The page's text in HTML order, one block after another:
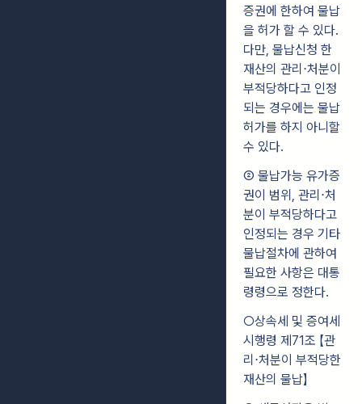
증권에 한하여 물납
을 허가 할 수 있다.
다만, 물납신청 한
재산의 관리⋅처분이
부적당하다고 인정
되는 경우에는 물납
허가를 하지 아니할
수 있다.
② 물납가능 유가증
권이 범위, 관리⋅처
분이 부적당하다고
인정되는 경우 기타
물납절차에 관하여
필요한 사항은 대통
령령으로 정한다.
○상속세 및 증여세
시행령 제71조 【관
리⋅처분이 부적당한
재산의 물납】